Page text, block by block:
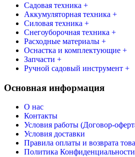
Садовая техника +
Аккумуляторная техника +
Силовая техника +
Снегоуборочная техника +
Расходные материалы +
Оснастка и комплектующие +
Запчасти +
Ручной садовый инструмент +
Основная информация
О нас
Контакты
Условия работы (Договор-
Условия доставки
Правила оплаты и возврата
Политика Конфиденциальности